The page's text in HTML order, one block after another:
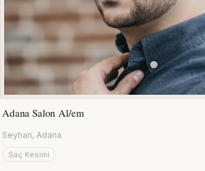
Adana Salon Al/em
Seyhan, Adana
Saç Kesimi